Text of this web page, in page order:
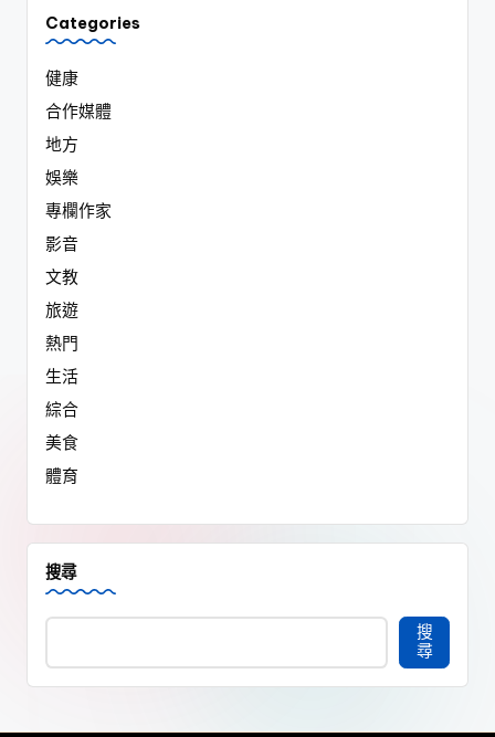
Categories
健康
合作媒體
地方
娛樂
專欄作家
影音
文教
旅遊
熱門
生活
綜合
美食
體育
搜尋
搜
尋